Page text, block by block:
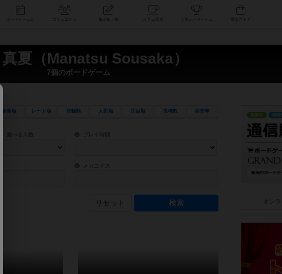
コミュニティ 人気ボードゲーム
夏（Manatsu Sousaka）
7個のボードゲーム
更新順 レート順 登録順 人気順 注目順 投稿数 発売年
きます。 目安となる所要時間を指定することができます。マニュアルを読む時間や参加
・ストーリーを指定することができます。直感的にゲームシステムを理解できるよう、中世ファンタジー・ク
ゲーム性を構成するコアシステムです。主にボードゲームに慣れている方向け
リセット オン